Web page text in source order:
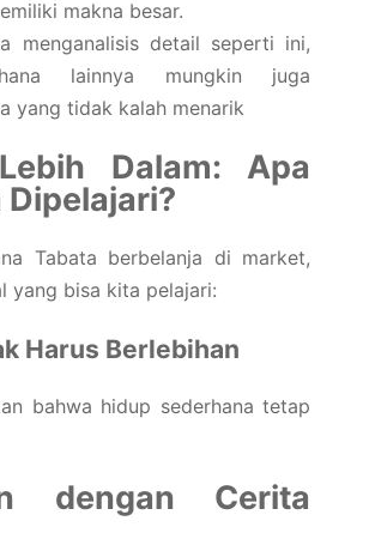
makna besar.
menganalisis detail seperti ini,
lainnya mungkin juga
yang tidak kalah menarik
Dalam: Apa
Dipelajari?
Tabata berbelanja di market,
yang bisa kita pelajari:
Harus Berlebihan
bahwa hidup sederhana tetap
dengan Cerita